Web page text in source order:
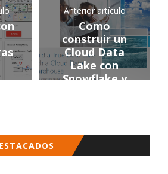
Anterior artículo
Como
construir un
Cloud Data
Lake con
Snowflake y